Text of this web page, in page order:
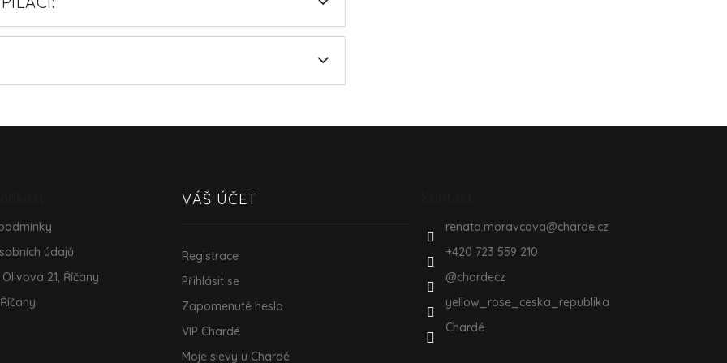
údajů
21, Říčany
VÁŠ ÚČET
Registrace
Přihlásit se
Zapomenuté heslo
VIP Chardé
Moje slevy u Chardé
renata.moravcova@charde.cz
+420 723 559 210
@chardecz
yellow_rose_ceska_republika
Chardé